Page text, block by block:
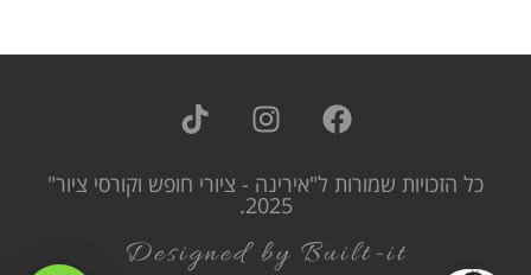
כל הזכויות שמורות ל"אירינה - ציורי חופש וקורסי ציור"
2025.
Designed by Built-it